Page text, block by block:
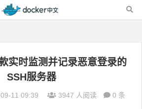
实时监测并记录恶意登录的
SSH服务器
11 09:39 3947 人阅读
0 条